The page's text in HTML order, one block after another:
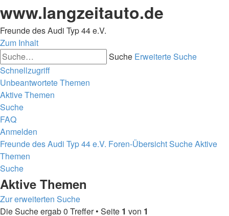
www.langzeitauto.de
Freunde des Audi Typ 44 e.V.
Zum Inhalt
Suche Erweiterte Suche
Schnellzugriff
Unbeantwortete Themen
Aktive Themen
Suche
FAQ
Anmelden
Freunde des Audi Typ 44 e.V. Foren-ÜbersichtSucheAktive
Themen
Suche
Aktive Themen
Zur erweiterten Suche
Die Suche ergab 0 Treffer • Seite 1 von 1